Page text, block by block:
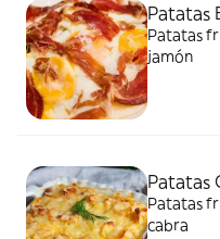
Patatas
Patatas
jamón
Patatas
Patatas
cabra